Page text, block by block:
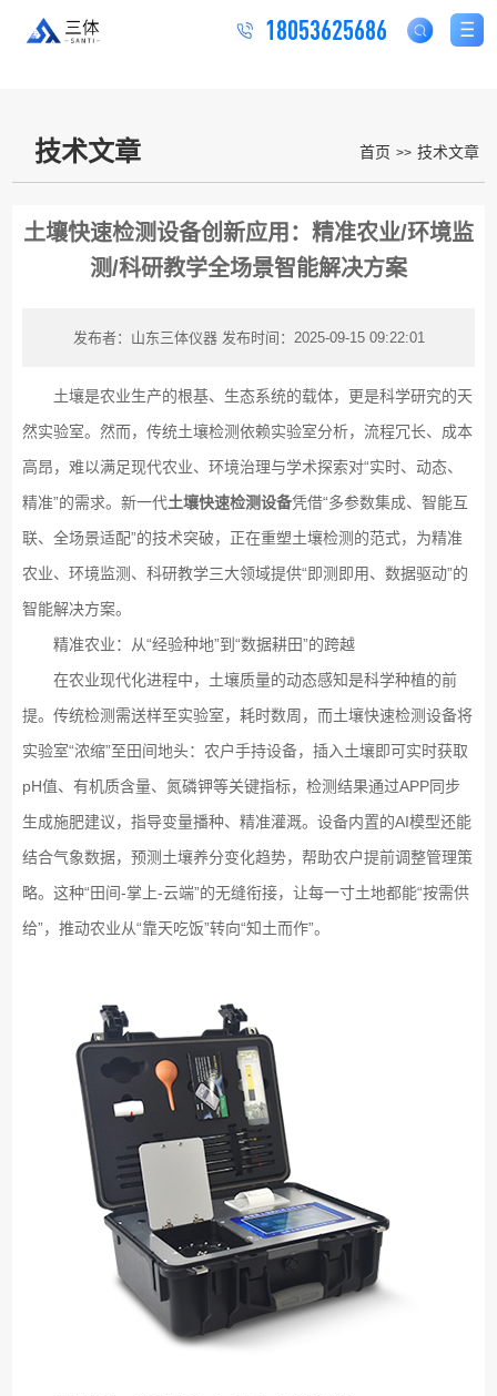
18053625686
技术文章 首页 >> 技术文章
土壤快速检测设备创新应用：精准农业/环境监
测/科研教学全场景智能解决方案
发布者：山东三体仪器 发布时间：2025-09-15 09:22:01
土壤是农业生产的根基、生态系统的载体，更是科学研究的天
然实验室。然而，传统土壤检测依赖实验室分析，流程冗长、成本
高昂，难以满足现代农业、环境治理与学术探索对“实时、动态、
精准”的需求。新一代土壤快速检测设备凭借“多参数集成、智能互
联、全场景适配”的技术突破，正在重塑土壤检测的范式，为精准
农业、环境监测、科研教学三大领域提供“即测即用、数据驱动”的
智能解决方案。
精准农业：从“经验种地”到“数据耕田”的跨越
在农业现代化进程中，土壤质量的动态感知是科学种植的前
提。传统检测需送样至实验室，耗时数周，而土壤快速检测设备将
实验室“浓缩”至田间地头：农户手持设备，插入土壤即可实时获取
pH值、有机质含量、氮磷钾等关键指标，检测结果通过APP同步
生成施肥建议，指导变量播种、精准灌溉。设备内置的AI模型还能
结合气象数据，预测土壤养分变化趋势，帮助农户提前调整管理策
略。这种“田间-掌上-云端”的无缝衔接，让每一寸土地都能“按需供
给”，推动农业从“靠天吃饭”转向“知土而作”。